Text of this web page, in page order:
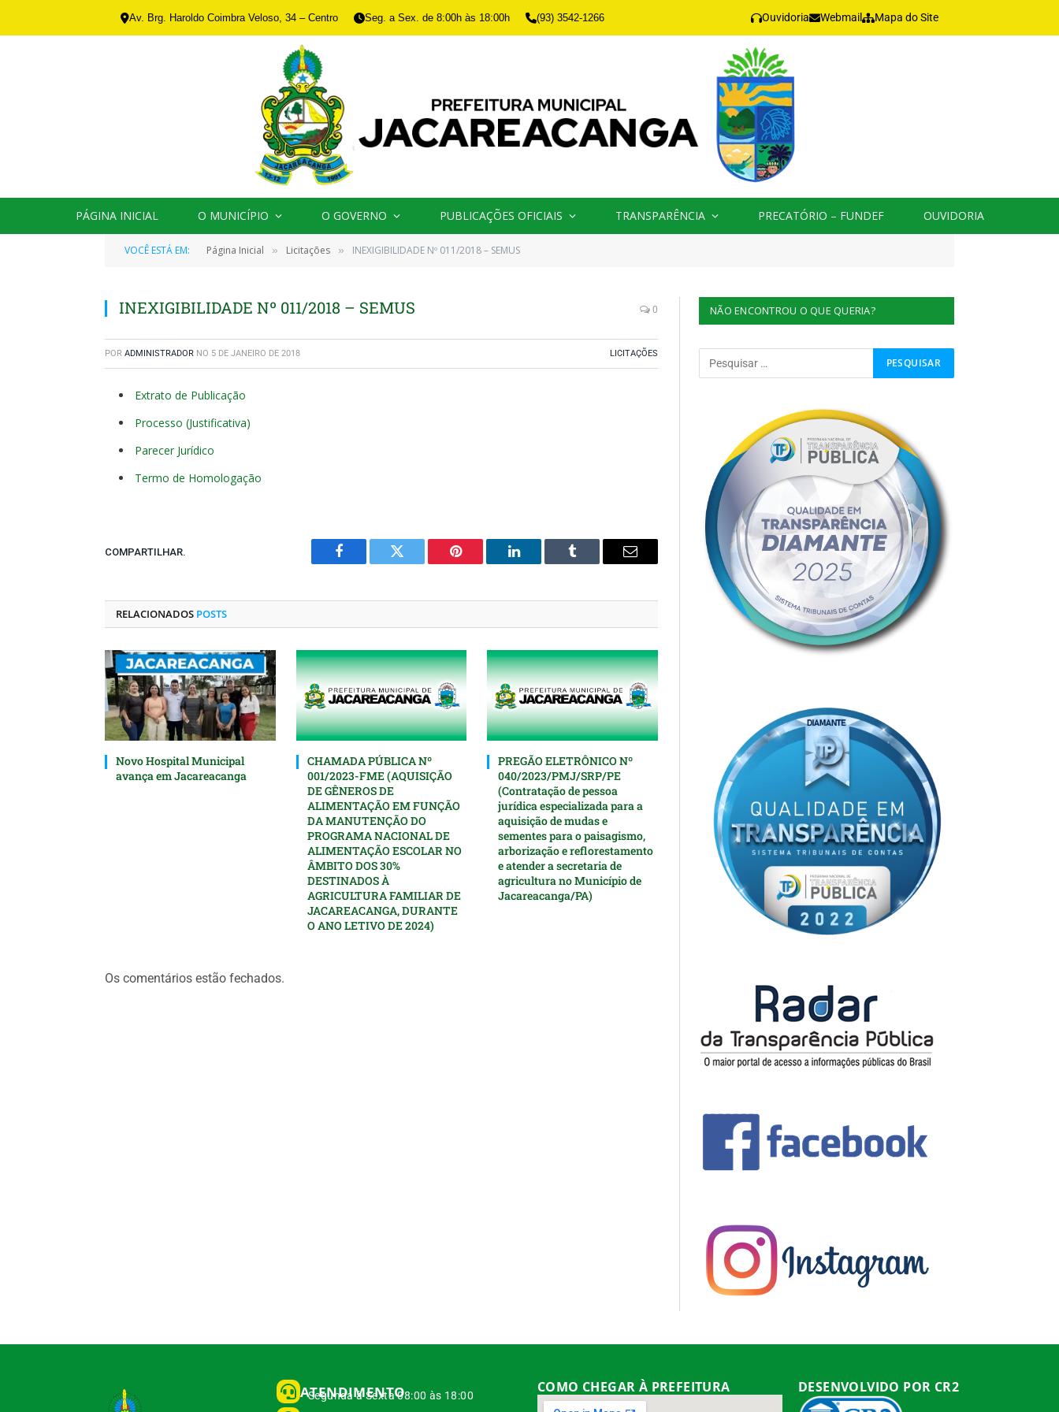
Av. Brg. Haroldo Coimbra Veloso, 34 – Centro Seg. a Sex. de 8:00h às 18:00h (93) 3542-1266 Ouvidoria Webmail Mapa do Site
PÁGINA INICIAL O MUNICÍPIO O GOVERNO PUBLICAÇÕES OFICIAIS TRANSPARÊNCIA PRECATÓRIO – FUNDEF OUVIDORIA
VOCÊ ESTÁ EM: Página Inicial » Licitações » INEXIGIBILIDADE Nº 011/2018 – SEMUS
INEXIGIBILIDADE Nº 011/2018 – SEMUS 0
POR ADMINISTRADOR NO 5 DE JANEIRO DE 2018 LICITAÇÕES
Extrato de Publicação
Processo (Justificativa)
Parecer Jurídico
Termo de Homologação
COMPARTILHAR.
Facebook Twitter Pinterest
O
Tumblr
E-
RELACIONADOS POSTS
Novo Hospital Municipal
avança em Jacareacanga
CHAMADA PÚBLICA Nº
001/2023-FME (AQUISIÇÃO
DE GÊNEROS DE
ALIMENTAÇÃO EM FUNÇÃO
DA MANUTENÇÃO DO
PROGRAMA NACIONAL DE
ALIMENTAÇÃO ESCOLAR NO
ÂMBITO DOS 30%
DESTINADOS À
AGRICULTURA FAMILIAR DE
JACAREACANGA, DURANTE
O ANO LETIVO DE 2024)
PREGÃO ELETRÔNICO Nº
040/2023/PMJ/SRP/PE
(Contratação de pessoa
jurídica especializada para a
aquisição de mudas e
sementes para o paisagismo,
arborização e reflorestamento
e atender a secretaria de
agricultura no Município de
Jacareacanga/PA)
Os comentários estão fechados.
NÃO ENCONTROU O QUE QUERIA?
ATENDIMENTO
Segunda à Sexta 08:00 às 18:00 COMO CHEGAR À PREFEITURA DESENVOLVIDO POR CR2